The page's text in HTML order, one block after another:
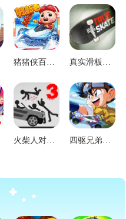
猪猪侠百变飞车最新免费版 真实滑板模拟器免费原版
火柴人对战最新版 四驱兄弟游戏官方最新版